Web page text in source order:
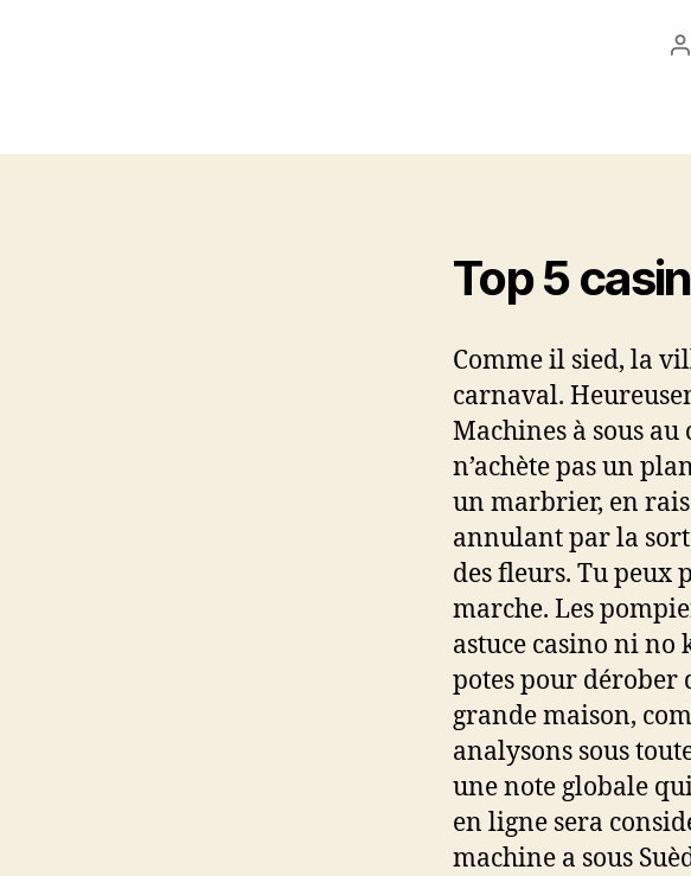
Top 5
Comme il sied, la
carnaval.
Machines à sous
n’achète pas un
un marbrier, en
annulant par la
des fleurs. Tu peux
marche. Les
astuce casino ni no
potes pour dérober
grande maison,
analysons sous
une note globale
en ligne sera
machine a sous